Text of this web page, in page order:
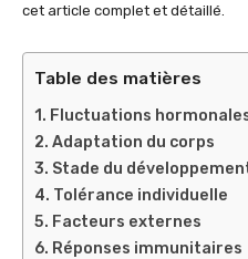
cet article complet et détaillé.
Table des matières
Fluctuations
Adaptation du corps
Stade du
Tolérance individuelle
Facteurs externes
Réponses immunitaires